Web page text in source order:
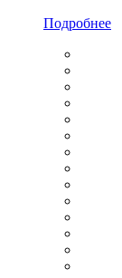
Подробнее